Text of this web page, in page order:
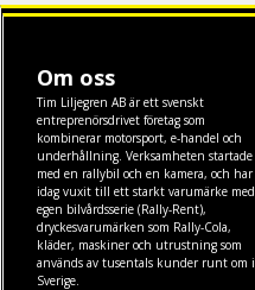
Om oss
Tim Liljegren AB är ett svenskt
entreprenörsdrivet företag som
kombinerar motorsport, e-handel och
underhållning. Verksamheten startade
med en rallybil och en kamera, och har
idag vuxit till ett starkt varumärke med
egen bilvårdsserie (Rally-Rent),
dryckesvarumärken som Rally-Cola,
kläder, maskineroch utrustning som
används av tusentals kunder runt om i
Sverige.